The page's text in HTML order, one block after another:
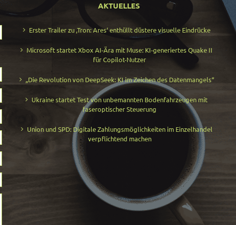
AKTUELLES
Erster Trailer zu ‚Tron: Ares‘ enthüllt düstere visuelle Eindrücke
Microsoft startet Xbox AI-Ära mit Muse: KI-generiertes Quake II
für Copilot-Nutzer
„Die Revolution von DeepSeek: KI im Zeichen des Datenmangels“
Ukraine startet Test von unbemannten Bodenfahrzeugen mit
faseroptischer Steuerung
Union und SPD: Digitale Zahlungsmöglichkeiten im Einzelhandel
verpflichtend machen